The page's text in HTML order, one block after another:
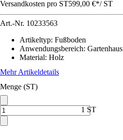
Versandkosten pro ST599,00 €*/ ST
Art.-Nr. 10233563
Artikeltyp: Fußboden
Anwendungsbereich: Gartenhaus
Material: Holz
Mehr Artikeldetails
Menge (ST)
1 ST